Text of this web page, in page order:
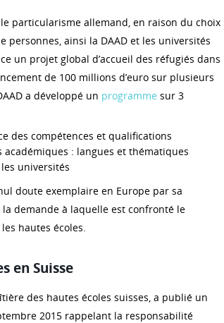
particularisme allemand, en raison du choix
personnes, ainsi la DAAD et les universités
un projet global d’accueil des réfugiés dans
de 100 millions d’euro sur plusieurs
a développé un programme sur 3
des compétences et qualifications
académiques : langues et thématiques
universités
doute exemplaire en Europe par sa
demande à laquelle est confronté le
hautes écoles.
en Suisse
des hautes écoles suisses, a publié un
2015 rappelant la responsabilité